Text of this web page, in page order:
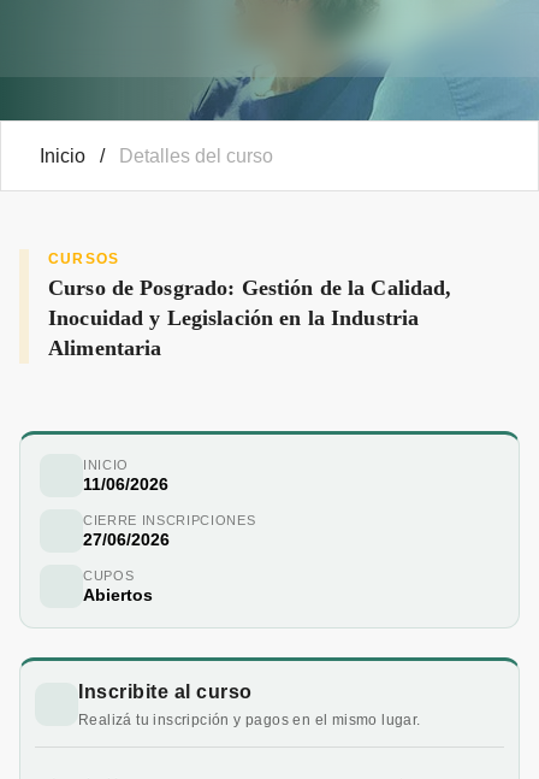
Inicio / Detalles del curso
CURSOS
Curso de Posgrado: Gestión de la Calidad,
Inocuidad y Legislación en la Industria
Alimentaria
INICIO
11/06/2026
CIERRE INSCRIPCIONES
27/06/2026
CUPOS
Abiertos
Inscribite al curso
Realizá tu inscripción y pagos en el mismo lugar.